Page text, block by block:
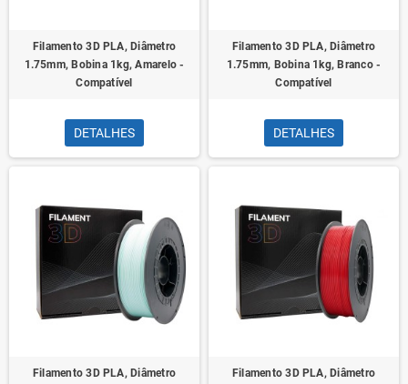
Filamento 3D PLA, Diâmetro
1.75mm, Bobina 1kg, Amarelo -
Compatível
DETALHES
Filamento 3D PLA, Diâmetro
1.75mm, Bobina 1kg, Branco -
Compatível
DETALHES
Filamento 3D PLA, Diâmetro
Filamento 3D PLA, Diâmetro